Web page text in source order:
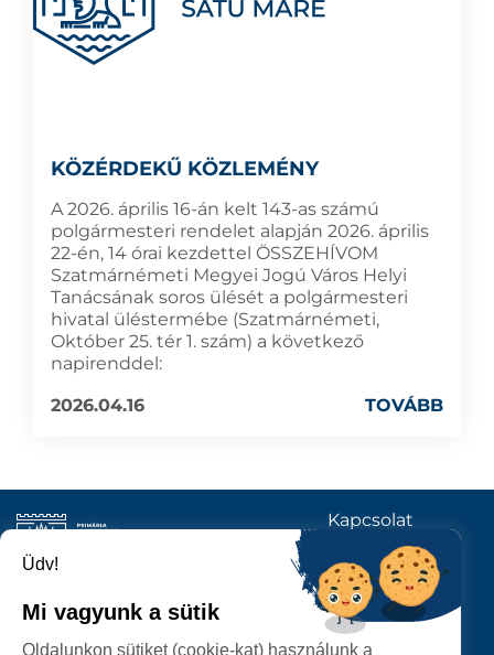
KÖZÉRDEKŰ KÖZLEMÉNY
A 2026. április 16-án kelt 143-as számú
polgármesteri rendelet alapján 2026. április
22-én, 14 órai kezdettel ÖSSZEHÍVOM
Szatmárnémeti Megyei Jogú Város Helyi
Tanácsának soros ülését a polgármesteri
hivatal üléstermébe (Szatmárnémeti,
Október 25. tér 1. szám) a következő
napirenddel:
2026.04.16
TOVÁBB
SZATMÁRNÉMETI
Kapcsolat
KÖVESSENEK
Üdv!
Mi vagyunk a sütik
Oldalunkon sütiket (cookie-kat) használunk a